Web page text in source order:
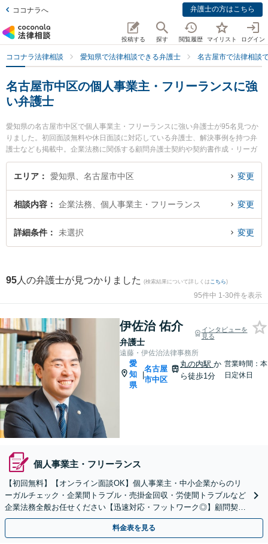
ココナラへ 弁護士の方はこちら
投稿する 探す 閲覧履歴 マイリスト ログイン
ココナラ法律相談 愛知県で法律相談できる弁護士 名古屋市で法律相談
名古屋市中区の個人事業主・フリーランスに強
い弁護士
愛知県の名古屋市中区で個人事業主・フリーランスに強い弁護士が95名見つか
りました。初回面談無料や休日面談に対応している弁護士、解決事例を持つ弁
護士なども掲載中。企業法務に関係する顧問弁護士契約や契約書作成・リーガ
ルチェック、雇用契約書・就業規則作成等の細かな分野での絞り込み検索もで
き便利です。特に遠藤・伊佐治法律事務所の伊佐治 佑介弁護士や山口統平法律
夜間に発生した個人事業主・フリーランスのトラブルを今すぐに弁護士に相談
したい』『個人事業主・フリーランスのトラブル解決の実績豊富な近くの弁護
士を検索したい』『初回相談無料で個人事業主・フリーランスを法律相談でき
エリア 愛知県、名古屋市中区 変更
相談内容 企業法務、個人事業主・フリーランス 変更
詳細条件 未選択 変更
95 人の弁護士が見つかりました (検索結果について詳しくは こちら)
95件中 1-30件を表示
伊佐治 佑介
弁護士
インタビューを
見る
遠藤・伊佐治法律事務所
愛
知
県
|
名古屋
市中区
丸の内駅か
ら徒歩1分
営業時間：本
日定休日
個人事業主・フリーランス
【初回無料】【オンライン面談OK】個人事業主・中小企業からのリ
ーガルチェック・企業間トラブル・売掛金回収・労使間トラブルなど
企業法務全般お任せください【迅速対応・フットワーク◎】顧問契約
のご相談も【夜間・休日対応可能】【丸の内駅2分】
料金表を見る